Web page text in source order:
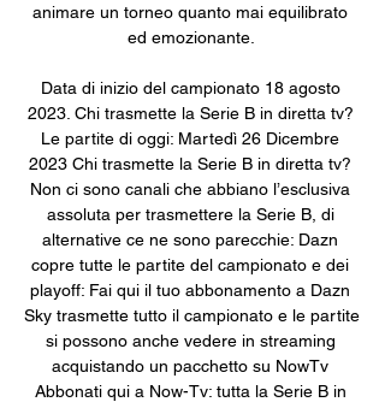
animare un torneo quanto mai equilibrato
ed emozionante.
Data di inizio del campionato 18 agosto
2023. Chi trasmette la Serie B in diretta tv?
Le partite di oggi: Martedì 26 Dicembre
2023 Chi trasmette la Serie B in diretta tv?
Non ci sono canali che abbiano l’esclusiva
assoluta per trasmettere la Serie B, di
alternative ce ne sono parecchie: Dazn
copre tutte le partite del campionato e dei
playoff: Fai qui il tuo abbonamento a Dazn
Sky trasmette tutto il campionato e le partite
si possono anche vedere in streaming
acquistando un pacchetto su NowTv
Abbonati qui a Now-Tv: tutta la Serie B in